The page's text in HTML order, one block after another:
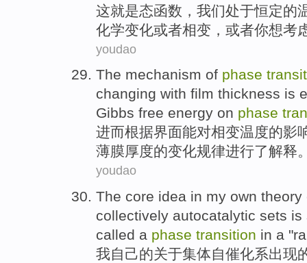
这就是态函数 ， 我们处于恒定的
化学变化或者相变 ，或者你想考
youdao
The mechanism of phase
changing with film thickness is
Gibbs free energy on phase
进而根据界面能对相变温度的影
薄膜厚度的变化规律进行了解释
youdao
The core idea in my own theory
collectively autocatalytic sets is
called a phase transition in a "
我自己的关于集体自催化系出现